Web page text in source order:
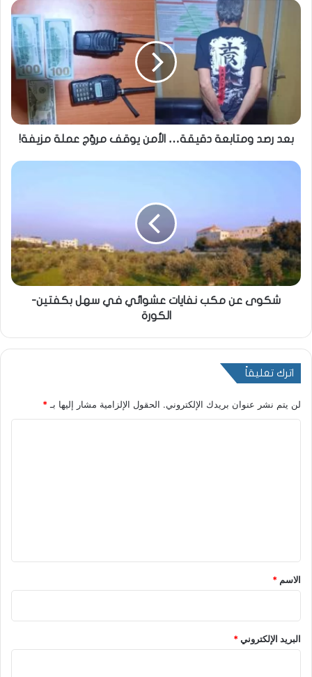
بعد رصد ومتابعة دقيقة… الأمن يوقف مروّج عملة مزيفة!
شكوى عن مكب نفايات عشوائي في سهل بكفتين-
الكورة
اترك تعليقاً
لن يتم نشر عنوان بريدك الإلكتروني. الحقول الإلزامية مشار إليها بـ *
*
الاسم *
البريد الإلكتروني*